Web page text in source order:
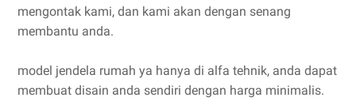
mengontak kami, dan kami akan dengan senang
membantu anda.
model jendela rumah ya hanya di alfa tehnik, anda dapat
membuat disain anda sendiri dengan harga minimalis.